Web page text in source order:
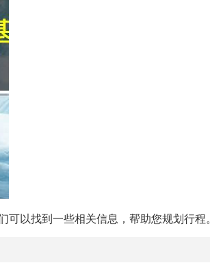
以找到一些相关信息，帮助您规划行程。